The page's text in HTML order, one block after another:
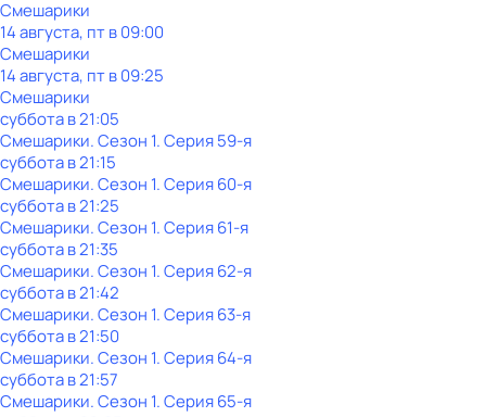
Смешарики
14 августа, пт в 09:00
Смешарики
14 августа, пт в 09:25
Смешарики
субботав21:05
Смешарики. Сезон 1. Серия 59-я
субботав21:15
Смешарики. Сезон 1. Серия 60-я
субботав21:25
Смешарики. Сезон 1. Серия 61-я
субботав21:35
Смешарики. Сезон 1. Серия 62-я
субботав21:42
Смешарики. Сезон 1. Серия 63-я
субботав21:50
Смешарики. Сезон 1. Серия 64-я
субботав21:57
Смешарики. Сезон 1. Серия 65-я